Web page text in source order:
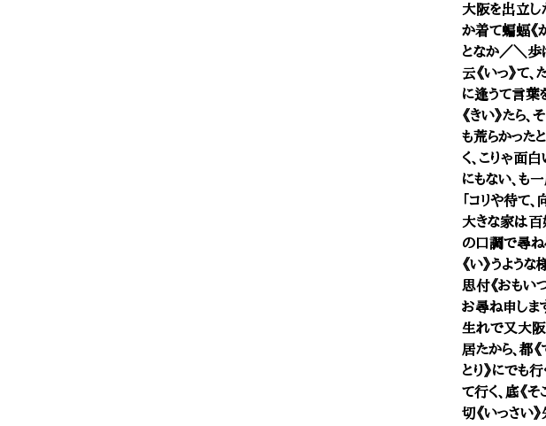
大阪を出立し
か着て蝙蝠《
となか／＼歩
云《いっ》て
に逢うて言葉
《きい》たら
も荒らかった
く、こりゃ面
にもない、も
「コリや待て
大きな家は百
の口調で尋ね
《い》うよう
思付《おもい
お尋ね申しま
生れで又大阪
居たから、都
とり》にでも
て行く、底《
切《いっさい